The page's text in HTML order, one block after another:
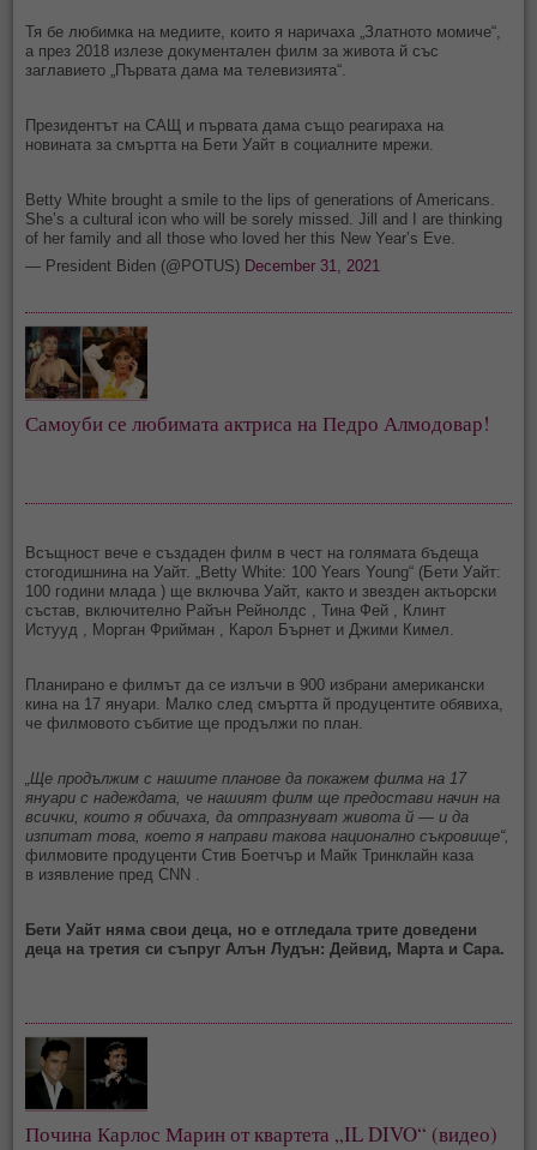
Тя бе любимка на медиите, които я наричаха „Златното момиче“,
а през 2018 излезе документален филм за живота й със
заглавието „Първата дама ма телевизията“.
Президентът на САЩ и първата дама също реагираха на
новината за смъртта на Бети Уайт в социалните мрежи.
Betty White brought a smile to the lips of generations of Americans.
She’s a cultural icon who will be sorely missed. Jill and I are thinking
of her family and all those who loved her this New Year’s Eve.
— President Biden (@POTUS) December 31, 2021
Самоуби се любимата актриса на Педро Алмодовар!
Всъщност вече е създаден филм в чест на голямата бъдеща
стогодишнина на Уайт. „Betty White: 100 Years Young“ (Бети Уайт:
100 години млада ) ще включва Уайт, както и звезден актьорски
състав, включително Райън Рейнолдс , Тина Фей , Клинт
Истууд , Морган Фрийман , Карол Бърнет и Джими Кимел.
Планирано е филмът да се излъчи в 900 избрани американски
кина на 17 януари. Малко след смъртта й продуцентите обявиха,
че филмовото събитие ще продължи по план.
„Ще продължим с нашите планове да покажем филма на 17
януари с надеждата, че нашият филм ще предостави начин на
всички, които я обичаха, да отпразнуват живота й — и да
изпитат това, което я направи такова национално съкровище“,
филмовите продуценти Стив Боетчър и Майк Тринклайн каза
в изявление пред CNN .
Бети Уайт няма свои деца, но е отгледала трите доведени
деца на третия си съпруг Алън Лудън: Дейвид, Марта и Сара.
Почина Карлос Марин от квартета „IL DIVO“ (видео)